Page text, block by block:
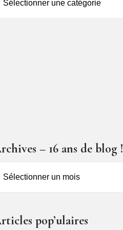
– 16 ans de blog !
pop’ulaires